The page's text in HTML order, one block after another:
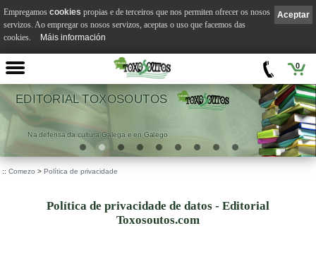
0
EDITORIAL TOXOSOUTOS
Na defensa da cultura Galega e en Galego
:: Comezo > Política de privacidade
Política de privacidade de datos - Editorial
Toxosoutos.com
Aceptar
Empregamos cookies propias e de terceiros que nos permiten ofrecer os nosos
servizos. Ao empregar os nosos servizos, aceptas o uso que facemos das
cookies.
Máis información